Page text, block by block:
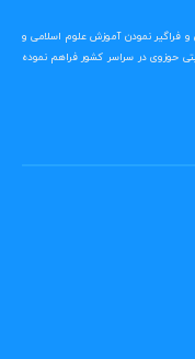
فراگیر نمودن آموزش علوم اسلامی و
حوزوی در سراسر کشور فراهم نموده